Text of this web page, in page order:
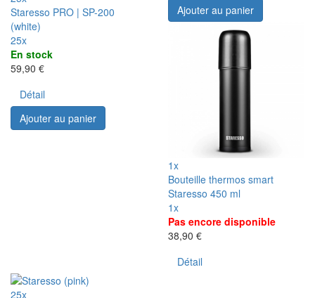
Staresso PRO | SP-200
(white)
25x
En stock
59,90 €
Détail
Ajouter au panier
Ajouter au panier
1x
Bouteille thermos smart
Staresso 450 ml
1x
Pas encore disponible
38,90 €
Détail
25x